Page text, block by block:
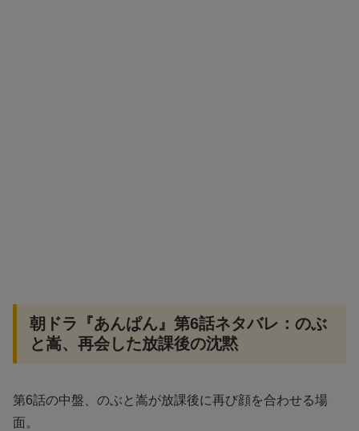
朝ドラ『あんぱん』第6話ネタバレ：のぶ
と嵩、再会した放課後の沈黙
第6話の中盤、のぶと嵩が放課後に再び顔を合わせる場
面。